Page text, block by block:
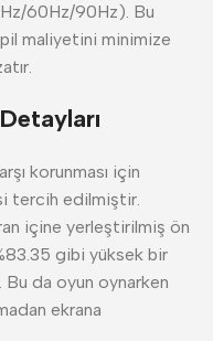
60Hz/90Hz). Bu
maliyetini minimize
korunması için
tercih edilmiştir.
içine yerleştirilmiş ön
gibi yüksek bir
da oyun oynarken
ekrana